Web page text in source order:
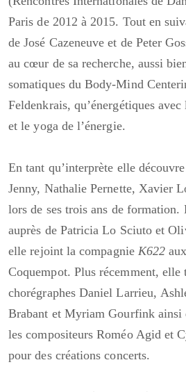
Paris de 2012 à 2015. Tout en
de José Cazeneuve et de Peter
au cœur de sa recherche, aussi
somatiques du Body-Mind
Feldenkrais, qu’énergétiques
et le yoga de l’énergie.
En tant qu’interprète elle
Jenny, Nathalie Pernette, Xavier
lors de ses trois ans de
auprès de Patricia Lo Sciuto et
elle rejoint la compagnie K622
Coquempot. Plus récemment, elle
chorégraphes Daniel Larrieu,
Brabant et Myriam Gourfink ainsi
les compositeurs Roméo Agid et
pour des créations concerts.